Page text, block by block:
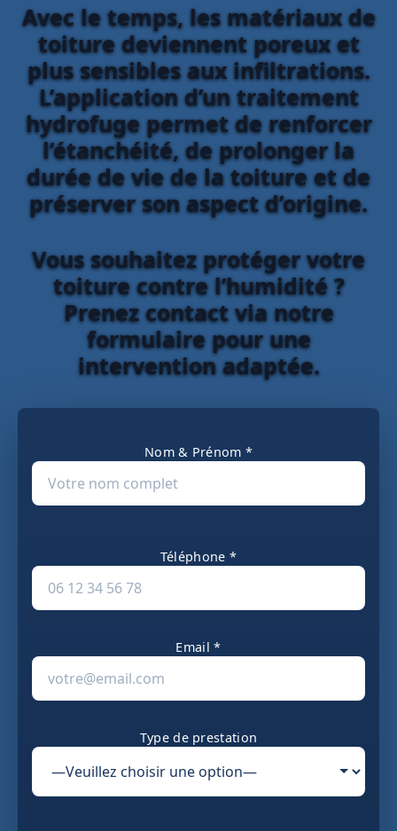
Avec le temps, les matériaux de
toiture deviennent poreux et
plus sensibles aux infiltrations.
L’application d’un traitement
hydrofuge permet de renforcer
l’étanchéité, de prolonger la
durée de vie de la toiture et de
préserver son aspect d’origine.
Vous souhaitez protéger votre
toiture contre l’humidité ?
Prenez contact via notre
formulaire pour une
intervention adaptée.
Nom & Prénom *
Téléphone *
Email *
Type de prestation